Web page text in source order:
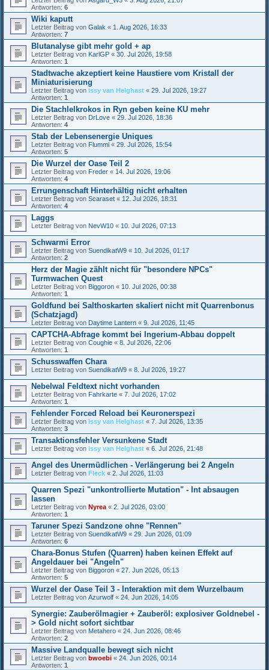
Antworten: 6
Wiki kaputt
Letzter Beitrag von Galak « 1. Aug 2026, 16:33
Antworten: 7
Blutanalyse gibt mehr gold + ap
Letzter Beitrag von KarlGP « 30. Jul 2026, 19:58
Antworten: 1
Stadtwache akzeptiert keine Haustiere vom Kristall der
Miniaturisierung
Letzter Beitrag von issy van Helghast « 29. Jul 2026, 19:27
Antworten: 1
Die Stachlelkrokos in Ryn geben keine KU mehr
Letzter Beitrag von DrLove « 29. Jul 2026, 18:36
Antworten: 4
Stab der Lebensenergie Uniques
Letzter Beitrag von Flummi « 29. Jul 2026, 15:54
Antworten: 5
Die Wurzel der Oase Teil 2
Letzter Beitrag von Freder « 14. Jul 2026, 19:06
Antworten: 4
Errungenschaft Hinterhältig nicht erhalten
Letzter Beitrag von Scaraset « 12. Jul 2026, 18:31
Antworten: 4
Laggs
Letzter Beitrag von NevW10 « 10. Jul 2026, 07:13
Schwarmi Error
Letzter Beitrag von SuendikatW9 « 10. Jul 2026, 01:17
Antworten: 2
Herz der Magie zählt nicht für "besondere NPCs"
Turmwachen Quest
Letzter Beitrag von Biggoron « 10. Jul 2026, 00:38
Antworten: 1
Goldfund bei Salthoskarten skaliert nicht mit Quarrenbonus
(Schatzjagd)
Letzter Beitrag von Daytime Lantern « 9. Jul 2026, 11:45
CAPTCHA-Abfrage kommt bei Ingerium-Abbau doppelt
Letzter Beitrag von Coughie « 8. Jul 2026, 22:06
Antworten: 1
Schusswaffen Chara
Letzter Beitrag von SuendikatW9 « 8. Jul 2026, 19:27
Nebelwal Feldtext nicht vorhanden
Letzter Beitrag von Fahrkarte « 7. Jul 2026, 17:02
Antworten: 1
Fehlender Forced Reload bei Keuronerspezi
Letzter Beitrag von issy van Helghast « 7. Jul 2026, 13:35
Antworten: 3
Transaktionsfehler Versunkene Stadt
Letzter Beitrag von issy van Helghast « 6. Jul 2026, 21:48
Angel des Unermüdlichen - Verlängerung bei 2 Angeln
Letzter Beitrag von Fleck « 2. Jul 2026, 11:03
Quarren Spezi "unkontrollierte Mutation" - Int absaugen
lassen
Letzter Beitrag von Nyrea « 2. Jul 2026, 03:00
Antworten: 1
Taruner Spezi Sandzone ohne "Rennen"
Letzter Beitrag von SuendikatW9 « 29. Jun 2026, 01:09
Antworten: 6
Chara-Bonus Stufen (Quarren) haben keinen Effekt auf
Angeldauer bei "Angeln"
Letzter Beitrag von Biggoron « 27. Jun 2026, 05:13
Antworten: 5
Wurzel der Oase Teil 3 - Interaktion mit dem Wurzelbaum
Letzter Beitrag von Azurwolf « 24. Jun 2026, 14:05
Synergie: Zauberölmagier + Zauberöl: explosiver Goldnebel -
> Gold nicht sofort sichtbar
Letzter Beitrag von Metahero « 24. Jun 2026, 08:46
Antworten: 2
Massive Landqualle bewegt sich nicht
Letzter Beitrag von bwoebi « 24. Jun 2026, 00:14
Antworten: 1